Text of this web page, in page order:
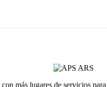
más lugares de servicios